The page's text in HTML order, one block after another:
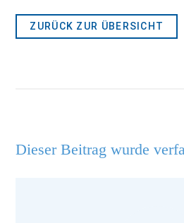
ZURÜCK ZUR ÜBERSICHT
Dieser Beitrag wurde